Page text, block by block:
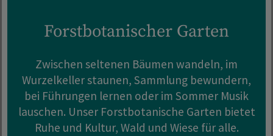
Forstbotanischer Garten
Zwischen seltenen Bäumen wandeln, im
Wurzelkeller staunen, Sammlung bewundern,
bei Führungen lernen oder im Sommer Musik
lauschen. Unser Forstbotanische Garten bietet
Ruhe und Kultur, Wald und Wiese für alle.